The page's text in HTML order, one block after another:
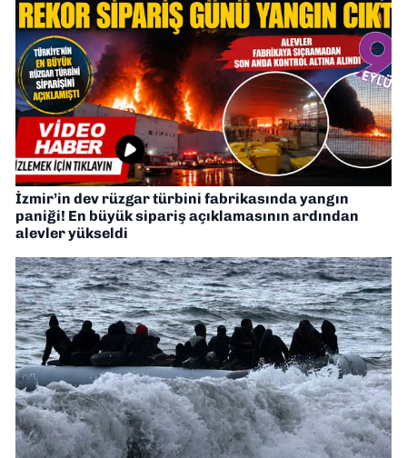
İzmir’in dev rüzgar türbini fabrikasında yangın
paniği! En büyük sipariş açıklamasının ardından
alevler yükseldi